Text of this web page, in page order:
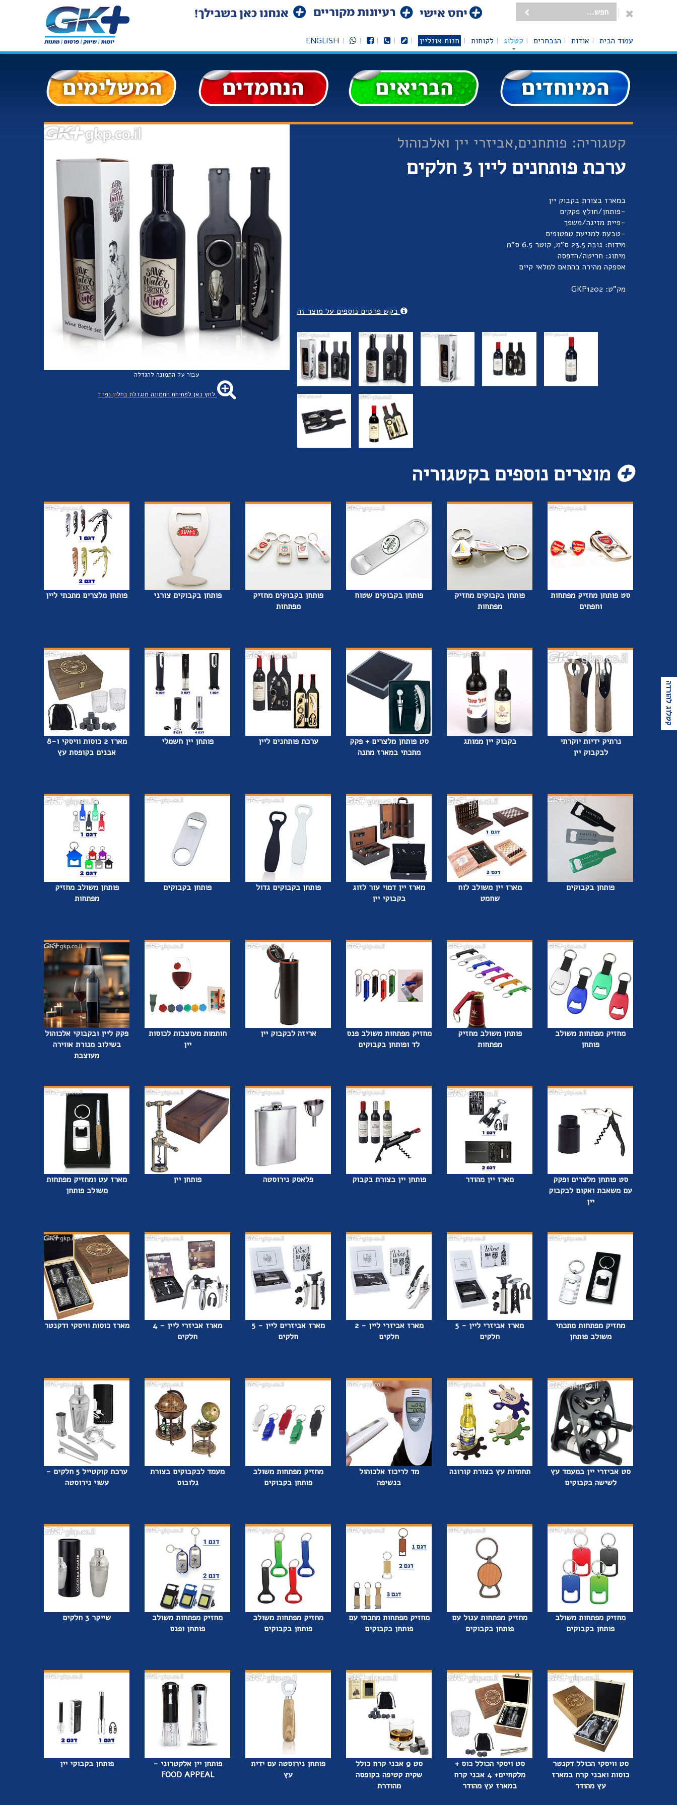
עמוד הבית אודות הנבחרים קטלוג לקוחות חנות אונליין ENGLISH
קטלוג להורדה
קטגוריה: פותחנים,אביזרי יין ואלכוהול
ערכת פותחנים ליין 3 חלקים
במארז בצורת בקבוק יין
-פותחן/חולץ פקקים
-פיית מזיגה/משפך
-טבעת למניעת טפטופים
מידות: גובה 23.5 ס"מ, קוטר 6.5 ס"מ
מיתוג: חריטה/הדפסה
אספקה מהירה בהתאם למלאי קיים
מק"ט: GKP1202
בקש פרטים נוספים על מוצר זה
עבור על התמונה להגדלה
לחץ כאן לפתיחת התמונה מוגדלת בחלון נפרד
מוצרים נוספים בקטגוריה
סט פותחן מחזיק מפתחות
וחפתים
פותחן בקבוקים מחזיק
מפתחות
פותחן בקבוקים שטוח
פותחן בקבוקים מחזיק
מפתחות
פותחן בקבוקים צורני פותחן מלצרים מתכתי ליין
נרתיק ידיות יוקרתי
לבקבוק יין
בקבוק יין ממותג
סט פותחן מלצרים + פקק
מתכתי במארז מתנה
ערכת פותחנים ליין פותחן יין חשמלי
מארז 2 כוסות וויסקי ו-8
אבנים בקופסת עץ
פותחן בקבוקים
מארז יין משולב לוח
שחמט
מארז יין דמוי עור לזוג
בקבוקי יין
פותחן בקבוקים גדול פותחן בקבוקים
פותחן משולב מחזיק
מפתחות
מחזיק מפתחות משולב
פותחן
פותחן משולב מחזיק
מפתחות
מחזיק מפתחות משולב פנס
לד ופותחן בקבוקים
אריזה לבקבוק יין
חותמות מעוצבות לכוסות
יין
פקק ליין ובקבוקי אלכוהול
בשילוב מנורת אווירה
מעוצבת
סט פותחן מלצרים ופקק
עם משאבת ואקום לבקבוק
יין
מארז יין מהודר פותחן יין בצורת בקבוק פלאסק נירוסטה פותחן יין
מארז עט ומחזיק מפתחות
משולב פותחן
מחזיק מפתחות מתכתי
משולב פותחן
מארז אביזרי ליין - 5
חלקים
מארז אביזרי ליין - 2
חלקים
מארז אביזרים ליין - 5
חלקים
מארז אביזרי ליין - 4
חלקים
מארז כוסות וויסקי ודקנטר
סט אביזרי יין במעמד עץ
לשישה בקבוקים
תחתיות עץ בצורת קורונה
מד לריכוז אלכוהול
בנשיפה
מחזיק מפתחות משולב
פותחן בקבוקים
מעמד לבקבוקים בצורת
גלובוס
ערכת קוקטייל 5 חלקים -
עשוי נירוסטה
מחזיק מפתחות משולב
פותחן בקבוקים
מחזיק מפתחות עגול עם
פותחן בקבוקים
מחזיק מפתחות מתכתי עם
פותחן בקבוקים
מחזיק מפתחות משולב
פותחן בקבוקים
מחזיק מפתחות משולב
פותחן ופנס
שייקר 3 חלקים
סט וויסקי הכולל דקנטר
כוסות ואבני קרח במארז
עץ מהודר
סט ויסקי הכולל כוס +
מלקחיים+ 4 אבני קרח
במארז עץ מהודר
סט 9 אבני קרח כולל
שקית קטיפה בקופסה
מהודרת
פותחן נירוסטה עם ידית
עץ
פותחן יין אלקטרוני -
FOOD APPEAL
פותחן בקבוקי יין